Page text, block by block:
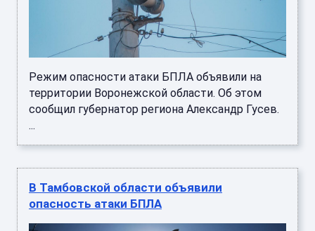
Режим опасности атаки БПЛА объявили на
территории Воронежской области. Об этом
сообщил губернатор региона Александр Гусев.
...
В Тамбовской области объявили
опасность атаки БПЛА